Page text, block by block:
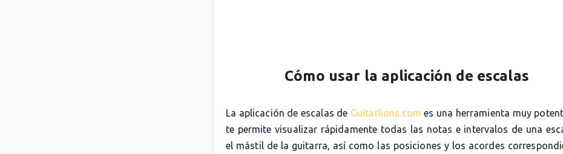
Cómo usar la aplicación de escalas
La aplicación de escalas de Guitarlions.com es una herramienta muy
te permite visualizar rápidamente todas las notas e intervalos de una
el mástil de la guitarra, así como las posiciones y los acordes